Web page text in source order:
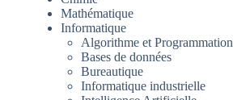
Mathématique
Informatique
Algorithme et Programmation
Bases de données
Bureautique
Informatique industrielle